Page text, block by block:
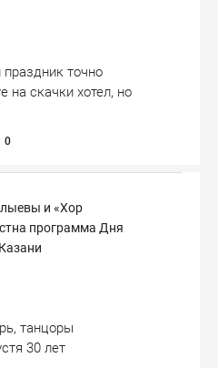
точно
на скачки хотел, но
0
и «Хор
программа Дня
танцоры
30 лет